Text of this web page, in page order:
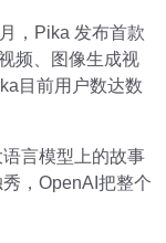
，Pika 发布首款
频、图像生成视
目前用户数达数
言模型上的故事
，OpenAI把整个